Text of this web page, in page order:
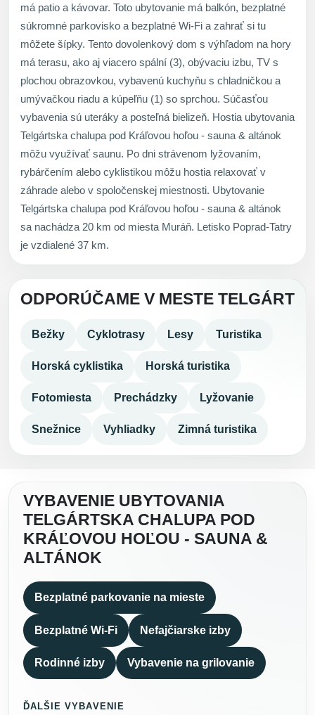
má patio a kávovar. Toto ubytovanie má balkón, bezplatné
súkromné parkovisko a bezplatné Wi-Fi a zahrať si tu
môžete šípky. Tento dovolenkový dom s výhľadom na hory
má terasu, ako aj viacero spální (3), obývaciu izbu, TV s
plochou obrazovkou, vybavenú kuchyňu s chladničkou a
umývačkou riadu a kúpeľňu (1) so sprchou. Súčasťou
vybavenia sú uteráky a posteľná bielizeň. Hostia ubytovania
Telgártska chalupa pod Kráľovou hoľou - sauna & altánok
môžu využívať saunu. Po dni strávenom lyžovaním,
rybárčením alebo cyklistikou môžu hostia relaxovať v
záhrade alebo v spoločenskej miestnosti. Ubytovanie
Telgártska chalupa pod Kráľovou hoľou - sauna & altánok
sa nachádza 20 km od miesta Muráň. Letisko Poprad-Tatry
je vzdialené 37 km.
ODPORÚČAME V MESTE TELGÁRT
Bežky Cyklotrasy Lesy Turistika
Horská cyklistika Horská turistika
Fotomiesta Prechádzky Lyžovanie
Snežnice Vyhliadky Zimná turistika
VYBAVENIE UBYTOVANIA
TELGÁRTSKA CHALUPA POD
KRÁĽOVOU HOĽOU - SAUNA &
ALTÁNOK
Bezplatné parkovanie na mieste
Bezplatné Wi-Fi Nefajčiarske izby
Rodinné izby Vybavenie na grilovanie
ĎALŠIE VYBAVENIE